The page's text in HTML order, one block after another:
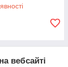
вебсайті